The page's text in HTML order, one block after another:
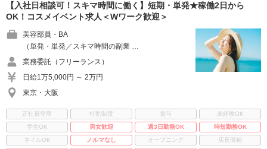
【入社日相談可！スキマ時間に働く】短期・単発★稼働2日から
OK！コスメイベント求人＜Wワーク歓迎＞
美容部員・BA
（単発・単発／スキマ時間の副業 …
業務委託（フリーランス）
日給1万5,000円 ～ 2万円
東京・大阪
正社員登用 社割制度 賞与
未経験OK
学生OK
男女歓迎 週3日勤務OK
時短勤務OK
ネイルOK
ノルマなし オープニング
店長候補